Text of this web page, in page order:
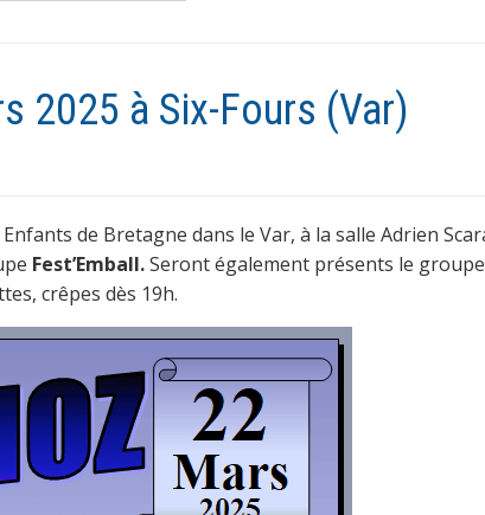
2025 à Six-Fours (Var)
de Bretagne dans le Var, à la salle Adrien
Fest’Emball.Seront également présents le
crêpes dès 19h.